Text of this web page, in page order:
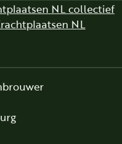
NL collectief
NL